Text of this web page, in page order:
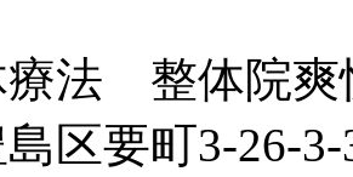
療法 整体院爽
区要町3-26-3-